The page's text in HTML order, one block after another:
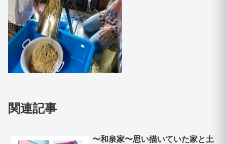
関連記事
〜和泉家〜思い描いていた家と土